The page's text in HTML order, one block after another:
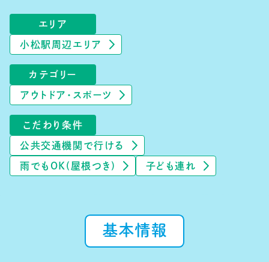
エリア
小松駅周辺エリア
カテゴリー
アウトドア・スポーツ
こだわり条件
公共交通機関で行ける
雨でもOK(屋根つき) 子ども連れ
基本情報